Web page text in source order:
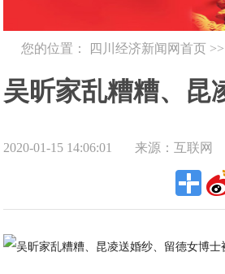
您的位置： 四川经济新闻网首页
吴昕家乱糟糟、昆
留德女博士被嘲，
2020-01-15 14:06:01 来源：互联网